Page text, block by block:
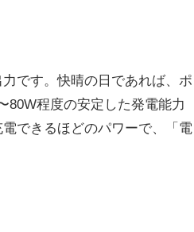
です。快晴の日であれば、ポ
80W程度の安定した発電能力
できるほどのパワーで、「電